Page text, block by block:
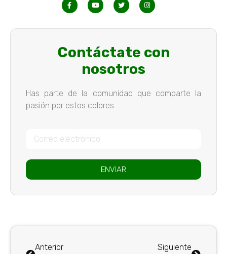
Contáctate con
nosotros
Has parte de la comunidad que comparte la
pasión por estos colores.
ENVIAR
Anterior Siguiente